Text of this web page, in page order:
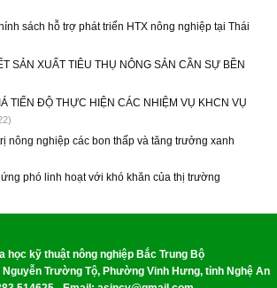
sách hỗ trợ phát triển HTX nông nghiệp tại Thái
SẢN XUẤT TIÊU THỤ NÔNG SẢN CẦN SỰ BỀN
TIẾN ĐỘ THỰC HIỆN CÁC NHIỆM VỤ KHCN VỤ
nông nghiệp các bon thấp và tăng trưởng xanh
phó linh hoạt với khó khăn của thị trường
học kỹ thuật nông nghiệp Bắc Trung Bộ
Trường Tộ, Phường Vinh Hưng, tỉnh Nghệ An